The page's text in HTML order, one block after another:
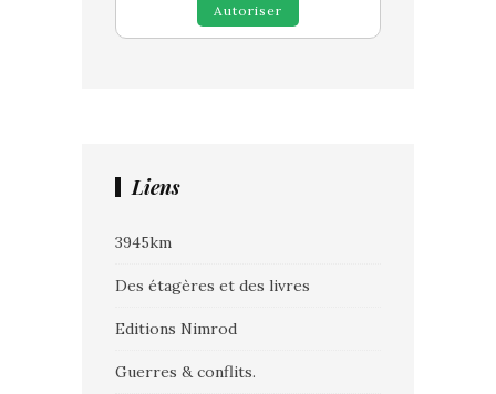
Autoriser
Liens
3945km
Des étagères et des livres
Editions Nimrod
Guerres & conflits.